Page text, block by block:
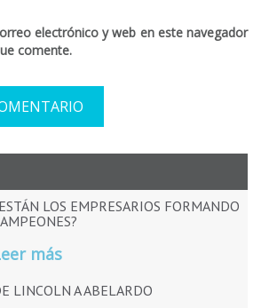
electrónico y web en este navegador
comente.
LOS EMPRESARIOS FORMANDO
más
LINCOLN A ABELARDO